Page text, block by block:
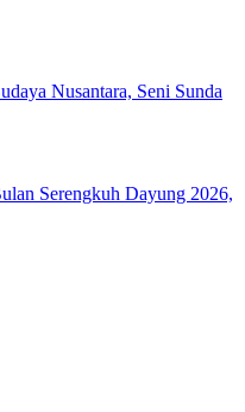
Nusantara, Seni Sunda
Serengkuh Dayung 2026,